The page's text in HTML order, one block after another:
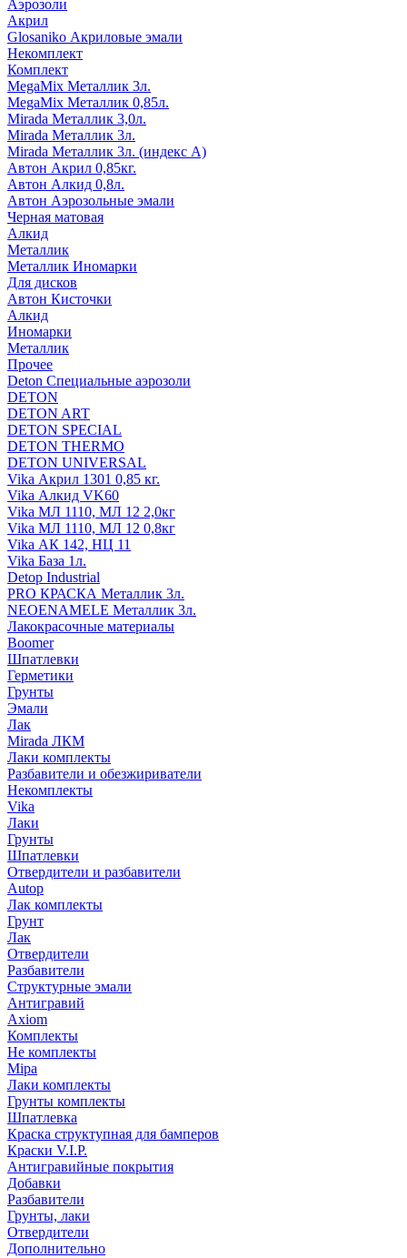
Аэрозоли
Акрил
Glosaniko Акриловые эмали
Некомплект
Комплект
MegaMix Металлик 3л.
MegaMix Металлик 0,85л.
Mirada Металлик 3,0л.
Mirada Металлик 3л.
Mirada Металлик 3л. (индекс А)
Автон Акрил 0,85кг.
Автон Алкид 0,8л.
Автон Аэрозольные эмали
Черная матовая
Алкид
Металлик
Металлик Иномарки
Для дисков
Автон Кисточки
Алкид
Иномарки
Металлик
Прочее
Deton Специальные аэрозоли
DETON
DETON ART
DETON SPECIAL
DETON THERMO
DETON UNIVERSAL
Vika Акрил 1301 0,85 кг.
Vika Алкид VK60
Vika МЛ 1110, МЛ 12 2,0кг
Vika МЛ 1110, МЛ 12 0,8кг
Vika АК 142, НЦ 11
Vika База 1л.
Detop Industrial
PRO КРАСКА Металлик 3л.
NEOENAMELE Металлик 3л.
Лакокрасочные материалы
Boomer
Шпатлевки
Герметики
Грунты
Эмали
Лак
Mirada ЛКМ
Лаки комплекты
Разбавители и обезжириватели
Некомплекты
Vika
Лаки
Грунты
Шпатлевки
Отвердители и разбавители
Autop
Лак комплекты
Грунт
Лак
Отвердители
Разбавители
Структурные эмали
Антигравий
Axiom
Комплекты
Не комплекты
Mipa
Лаки комплекты
Грунты комплекты
Шпатлевка
Краска структупная для бамперов
Краски V.I.P.
Антигравийные покрытия
Добавки
Разбавители
Грунты, лаки
Отвердители
Дополнительно